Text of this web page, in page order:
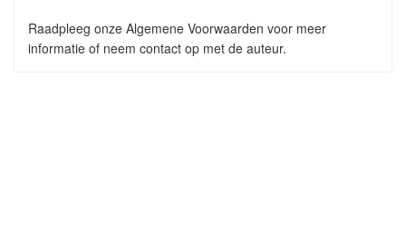
Raadpleeg onze Algemene Voorwaarden voor meer
informatie of neem contact op met de auteur.